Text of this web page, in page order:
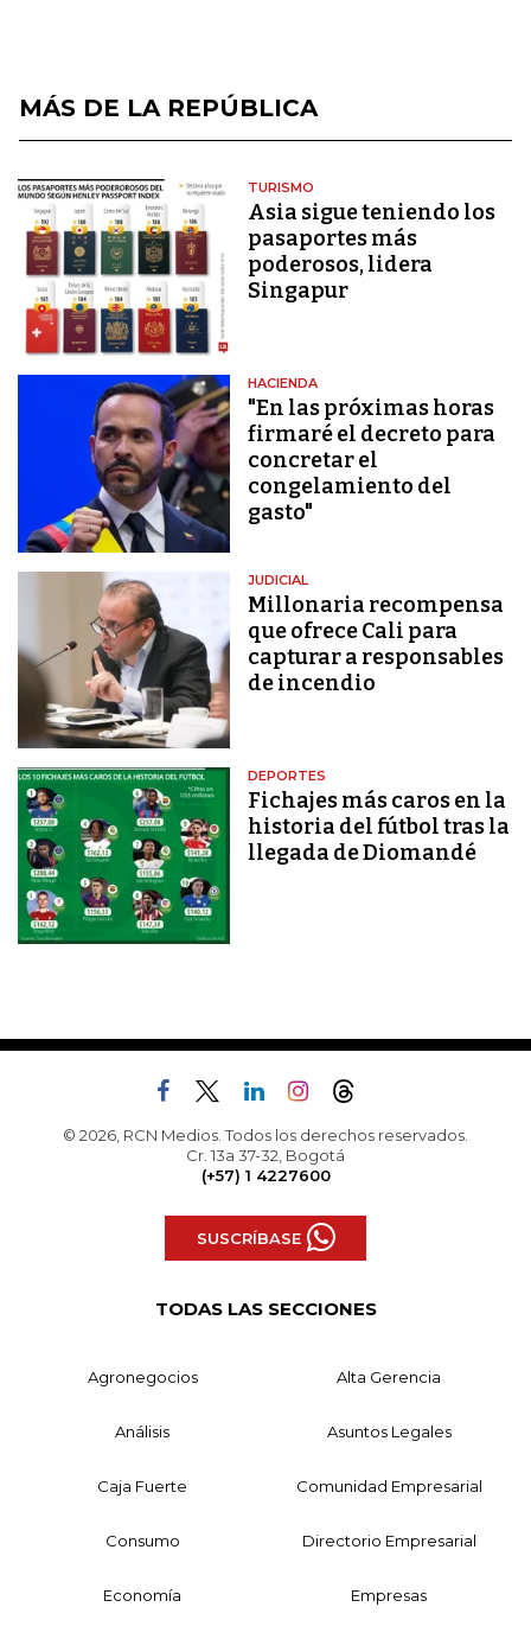
MÁS DE LA REPÚBLICA
TURISMO
Asia sigue teniendo los
pasaportes más
poderosos, lidera
Singapur
HACIENDA
"En las próximas horas
firmaré el decreto para
concretar el
congelamiento del
gasto"
JUDICIAL
Millonaria recompensa
que ofrece Cali para
capturar a responsables
de incendio
DEPORTES
Fichajes más caros en la
historia del fútbol tras la
llegada de Diomandé
© 2026, RCN Medios. Todos los derechos reservados.
Cr. 13a 37-32, Bogotá
(+57) 1 4227600
SUSCRÍBASE
TODAS LAS SECCIONES
Agronegocios Alta Gerencia
Análisis Asuntos Legales
Caja Fuerte Comunidad Empresarial
Consumo Directorio Empresarial
Economía Empresas